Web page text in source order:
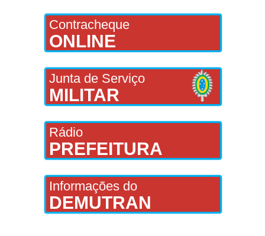
Contracheque
ONLINE
Junta de Serviço
MILITAR
Rádio
PREFEITURA
Informações do
DEMUTRAN